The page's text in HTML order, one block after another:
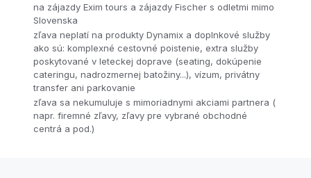
na zájazdy Exim tours a zájazdy Fischer s odletmi mimo
Slovenska
zľava neplatí na produkty Dynamix a doplnkové služby
ako sú: komplexné cestovné poistenie, extra služby
poskytované v leteckej doprave (seating, dokúpenie
cateringu, nadrozmernej batožiny...), vízum, privátny
transfer ani parkovanie
zľava sa nekumuluje s mimoriadnymi akciami partnera (
napr. firemné zľavy, zľavy pre vybrané obchodné
centrá a pod.)